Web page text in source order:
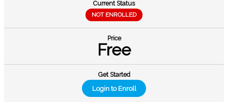
Current Status
NOT ENROLLED
Price
Free
Get Started
Login to Enroll